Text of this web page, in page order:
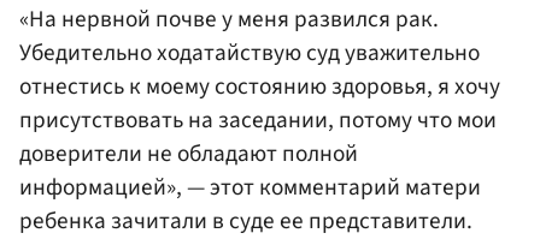
«На нервной почве у меня развился рак.
Убедительно ходатайствую суд уважительно
отнестись к моему состоянию здоровья, я хочу
присутствовать на заседании, потому что мои
доверители не обладают полной
информацией», — этот комментарий матери
ребенка зачитали в суде ее представители.